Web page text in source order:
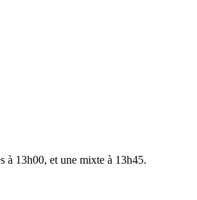
à 13h00, et une mixte à 13h45.